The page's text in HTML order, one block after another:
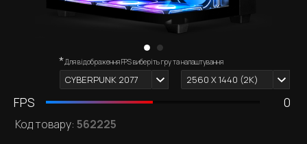
Зовнішній вигляд комп'ютера залежить від обраних
комплектуючих.
CYBERPUNK 2077 2560 X 1440 (2К)
*Для відображення FPS виберіть гру та налаштування
FPS 0
Код товару: 562225